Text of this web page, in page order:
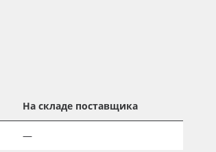
На складе поставщика
—